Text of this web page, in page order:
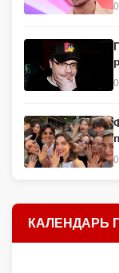
КАЛЕНДАРЬ